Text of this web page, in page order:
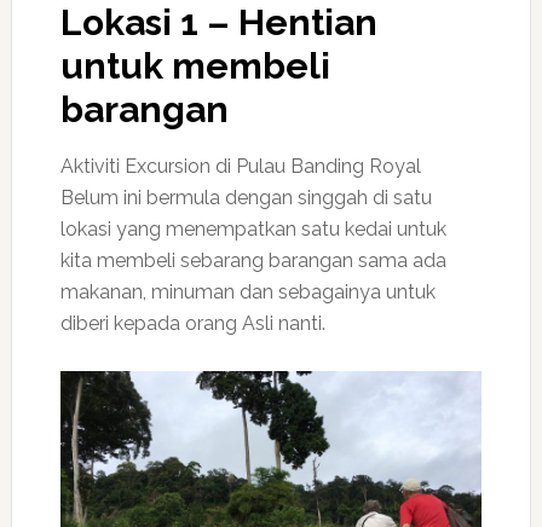
Lokasi 1 – Hentian
untuk membeli
barangan
Aktiviti Excursion di Pulau Banding Royal
Belum ini bermula dengan singgah di satu
lokasi yang menempatkan satu kedai untuk
kita membeli sebarang barangan sama ada
makanan, minuman dan sebagainya untuk
diberi kepada orang Asli nanti.